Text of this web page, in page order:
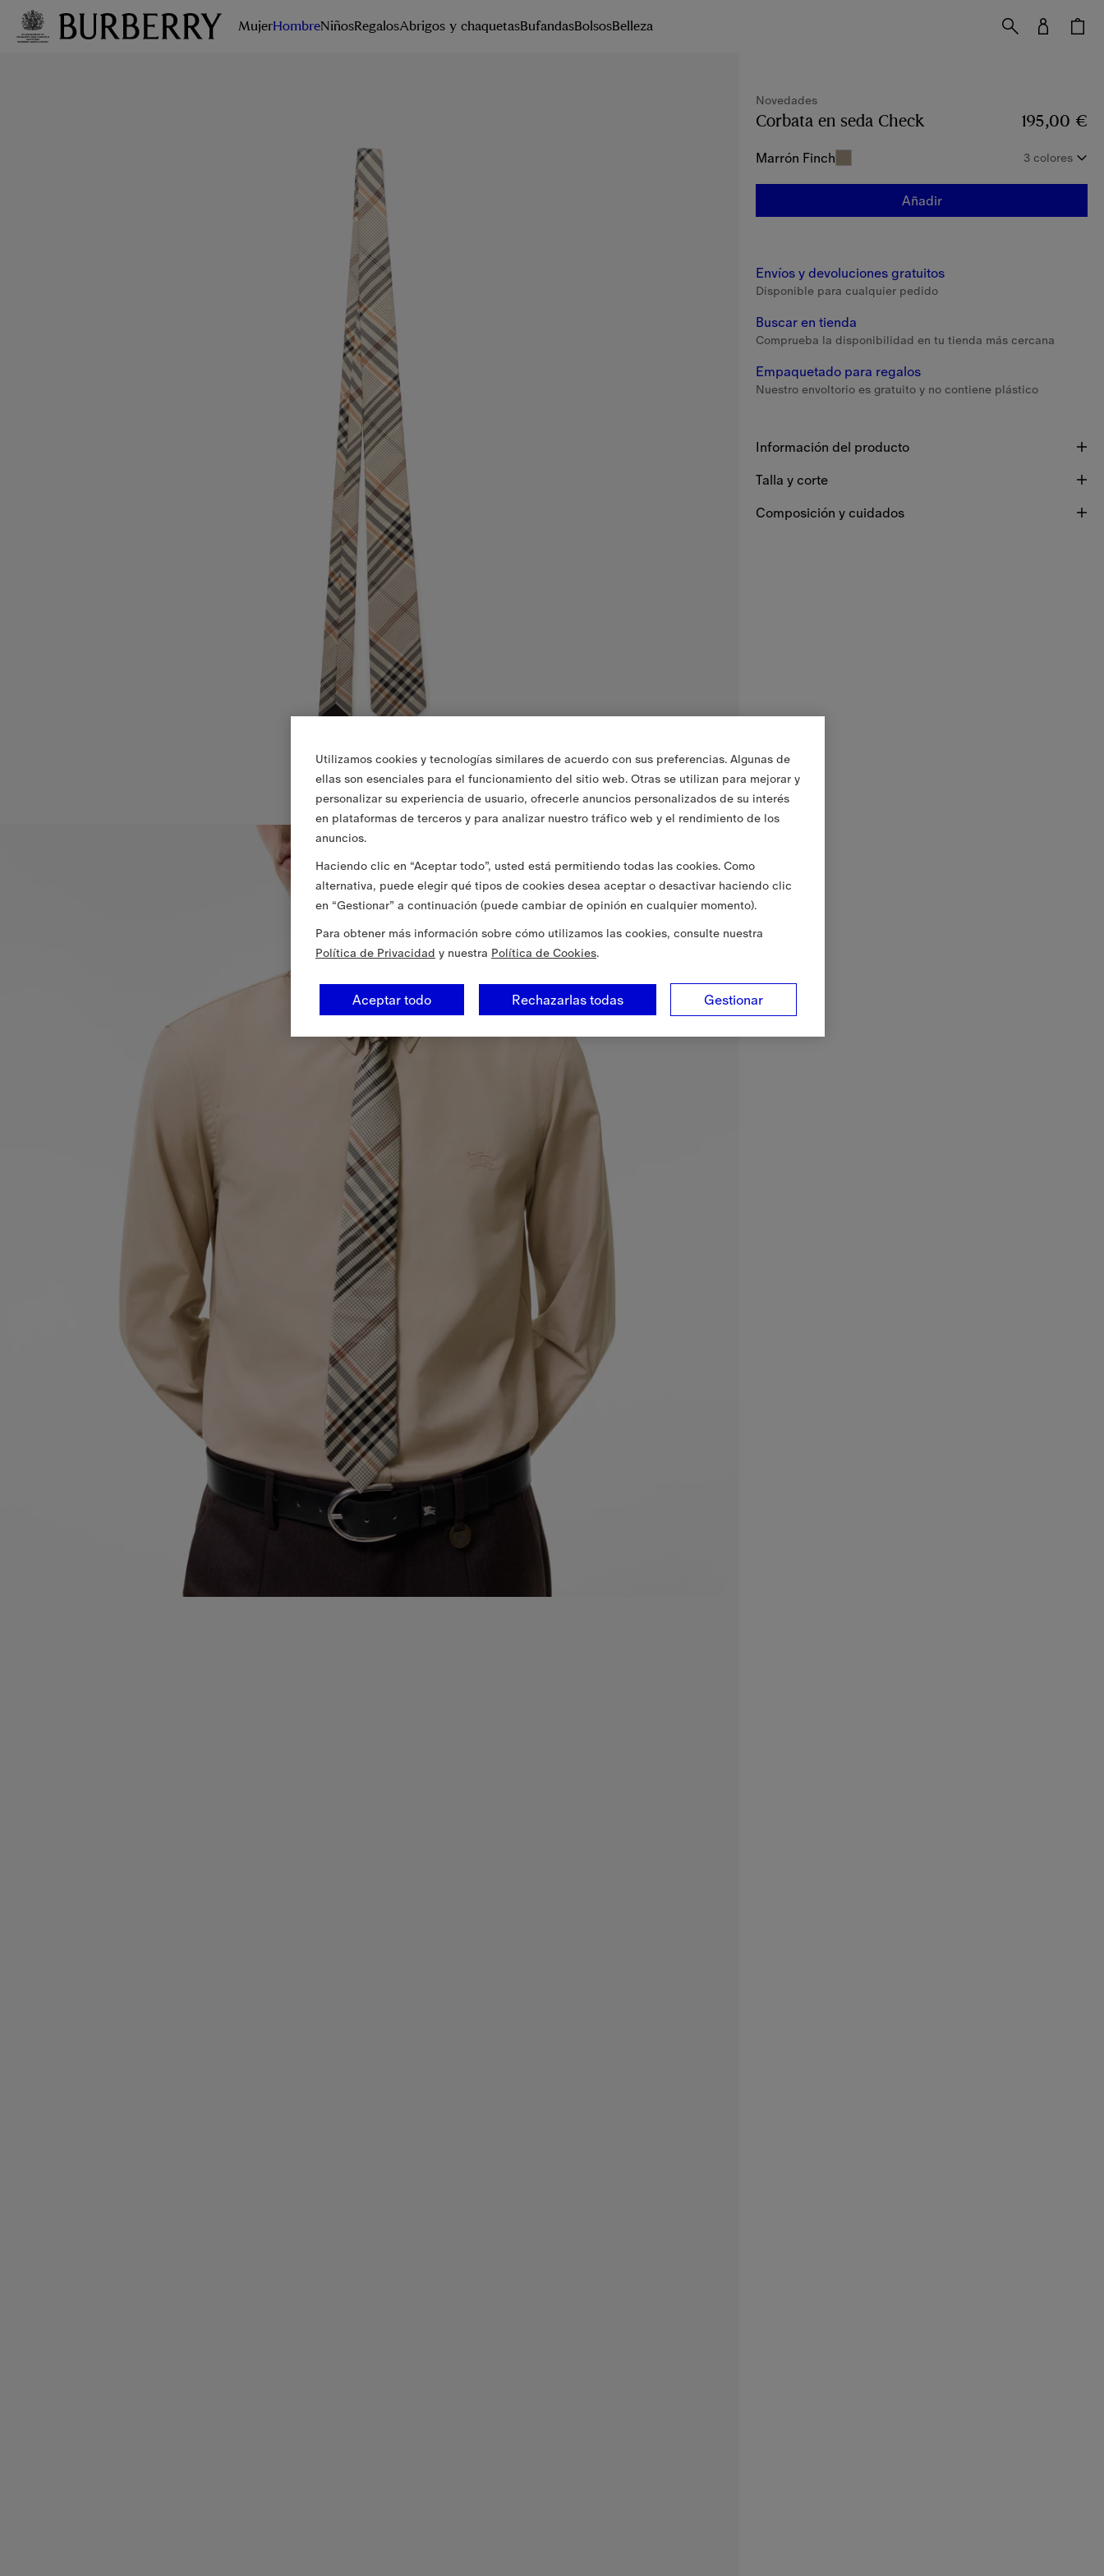
MujerHombreNiñosRegalosAbrigos y chaquetasBufandasBolsosBelleza
Novedades
Corbata en seda Check Precio 195,00 €195,00 €
Marrón Finch 3 colores
Añadir
Envíos y devoluciones gratuitos
Disponible para cualquier pedido
Buscar en tienda
Comprueba la disponibilidad en tu tienda más cercana
Empaquetado para regalos
Nuestro envoltorio es gratuito y no contiene plástico
Información del producto
Talla y corte
Composición y cuidados
Utilizamos cookies y tecnologías similares de acuerdo con sus preferencias. Algunas de
ellas son esenciales para el funcionamiento del sitio web. Otras se utilizan para mejorar y
personalizar su experiencia de usuario, ofrecerle anuncios personalizados de su interés
en plataformas de terceros y para analizar nuestro tráfico web y el rendimiento de los
anuncios.
Haciendo clic en “Aceptar todo”, usted está permitiendo todas las cookies. Como
alternativa, puede elegir qué tipos de cookies desea aceptar o desactivar haciendo clic
en “Gestionar” a continuación (puede cambiar de opinión en cualquier momento).
Para obtener más información sobre cómo utilizamos las cookies, consulte nuestra
Política de Privacidad y nuestra Política de Cookies.
Gestionar
Rechazarlas todas
Aceptar todo